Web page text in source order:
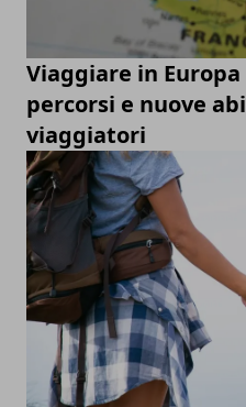
Viaggiare in
percorsi e nuove
viaggiatori